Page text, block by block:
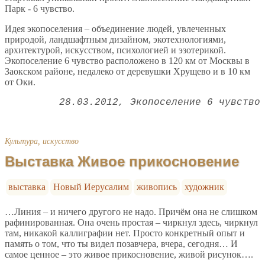
Парк - 6 чувство.
Идея экопоселения – объединение людей, увлеченных
природой, ландшафтным дизайном, экотехнологиями,
архитектурой, искусством, психологией и эзотерикой.
Экопоселение 6 чувство расположено в 120 км от Москвы в
Заокском районе, недалеко от деревушки Хрущево и в 10 км
от Оки.
28.03.2012 Экопоселение 6 чувство
Культура, искусство
Выставка Живое прикосновение
выставка Новый Иерусалим живопись художник
…Линия – и ничего другого не надо. Причём она не слишком
рафинированная. Она очень простая – чиркнул здесь, чиркнул
там, никакой каллиграфии нет. Просто конкретный опыт и
память о том, что ты видел позавчера, вчера, сегодня… И
самое ценное – это живое прикосновение, живой рисунок….